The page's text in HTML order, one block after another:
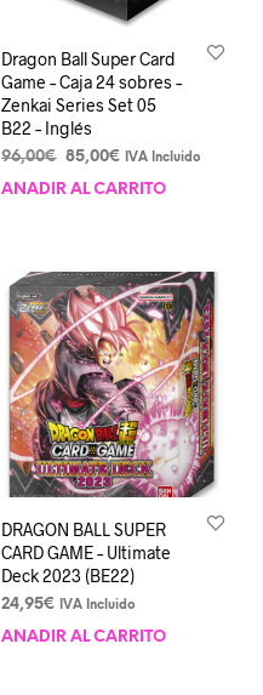
Dragon Ball Super Card
Game – Caja 24 sobres –
Zenkai Series Set 05
B22 – Inglés
96,00€ El
precio
85,00€El
precio
IVA Incluido
AÑADIR AL CARRITO
DRAGON BALL SUPER
CARD GAME – Ultimate
Deck 2023 (BE22)
24,95€ IVA Incluido
AÑADIR AL CARRITO